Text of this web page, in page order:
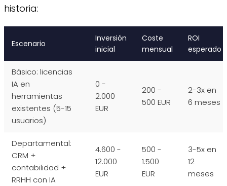
historia:
Escenario
Inversión
inicial
Coste
mensual
ROI
esperado
Básico: licencias
IA en
herramientas
existentes (5-15
usuarios)
0 -
2.000
EUR
200 -
500 EUR
2-3x en
6 meses
Departamental:
CRM +
contabilidad +
RRHH con IA
4.600 -
12.000
EUR
500 -
1.500
EUR
3-5x en
12
meses